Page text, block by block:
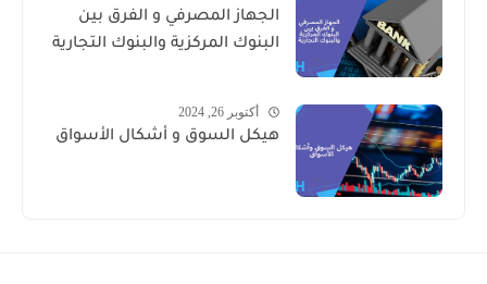
الجهاز المصرفي و الفرق بين
البنوك المركزية والبنوك التجارية
أكتوبر 26, 2024
هيكل السوق و أشكال الأسواق